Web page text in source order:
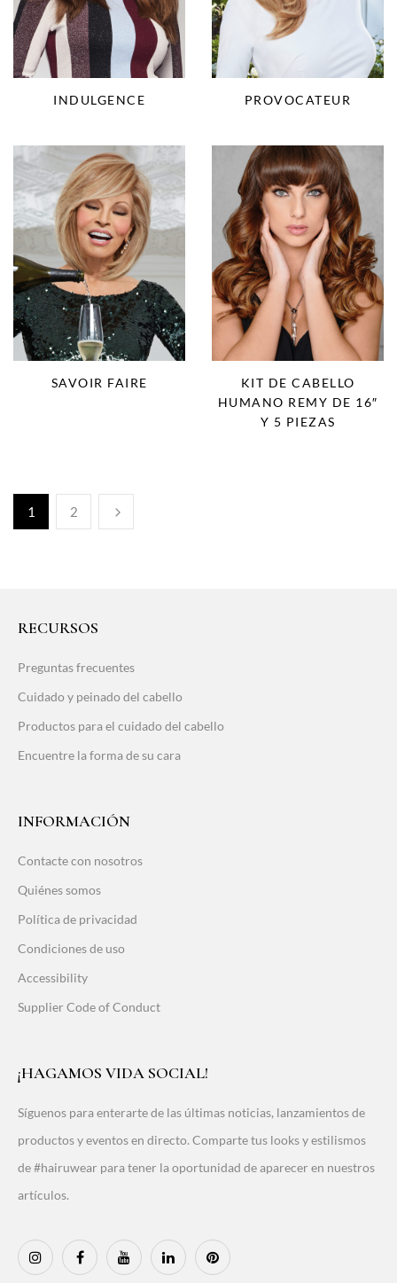
INDULGENCE PROVOCATEUR
SAVOIR FAIRE
KIT DE CABELLO
HUMANO REMY DE 16″
Y 5 PIEZAS
1 2
RECURSOS
Preguntas frecuentes
Cuidado y peinado del cabello
Productos para el cuidado del cabello
Encuentre la forma de su cara
INFORMACIÓN
Contacte con nosotros
Quiénes somos
Política de privacidad
Condiciones de uso
Accessibility
Supplier Code of Conduct
¡HAGAMOS VIDA SOCIAL!
Síguenos para enterarte de las últimas noticias, lanzamientos de
productos y eventos en directo. Comparte tus looks y estilismos
de #hairuwear para tener la oportunidad de aparecer en nuestros
artículos.